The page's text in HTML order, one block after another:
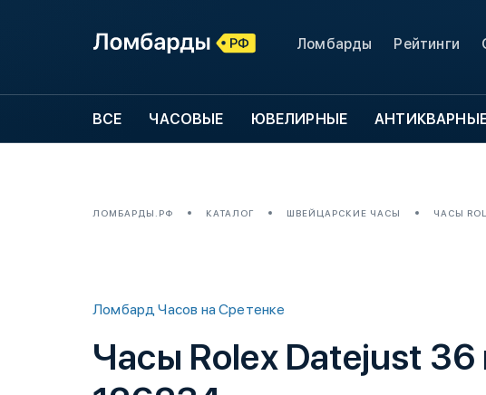
Ломбарды Рейтинги
ВСЕ ЧАСОВЫЕ ЮВЕЛИРНЫЕ
ЛОМБАРДЫ.РФ КАТАЛОГ ШВЕЙЦАРСКИЕ ЧАСЫ ЧАСЫ
Ломбард Часов на Сретенке
Часы Rolex Datejust 36